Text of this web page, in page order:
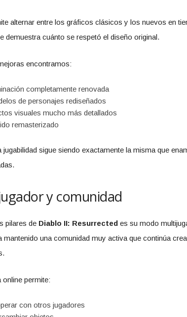
alternar entre los gráficos clásicos y los nuevos en
demuestra cuánto se respetó el diseño original.
encontramos:
completamente renovada
de personajes rediseñados
visuales mucho más detallados
remasterizado
jugabilidad sigue siendo exactamente la misma que
y comunidad
pilares de Diablo II: Resurrectedes su modo
mantenido una comunidad muy activa que continúa
online permite:
con otros jugadores